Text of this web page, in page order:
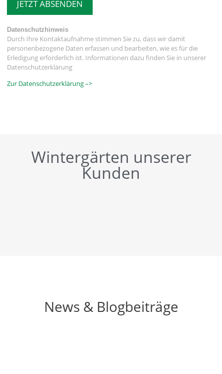
JETZT ABSENDEN
Datenschutzhinweis
Durch Ihre Kontaktaufnahme stimmen Sie zu, dass wir damit
personenbezogene Daten erfassen und bearbeiten, wie es für die
Erledigung erforderlich ist. Informationen dazu finden Sie in unserer
Datenschutzerklärung
Zur Datenschutzerklärung –>
Wintergärten unserer
Kunden
News & Blogbeiträge